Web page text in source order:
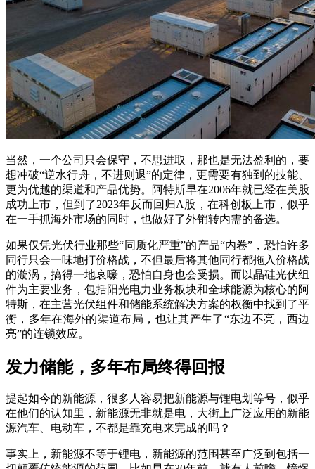
当然，一个公司只会保守，不思进取，那也是无法盈利的，要
想冲破“逆水行舟，不进则退”的定律，更需要有独到的技能、
更为优越的渠道和产品优势。阿特斯早在2006年就已经在美股
成功上市，但到了2023年反而回归A股，在科创板上市，似乎
在一手抓海外市场的同时，也做好了外销转内需的备选。
如果仅凭光伏行业那些“同质化严重”的产品“内卷”，恐怕许多
同行只会一味地打价格战，不但最后将其他同行都拖入价格战
的漩涡，搞得一地哀嚎，恐怕自身也会受损。而以晶硅光伏组
件为主要业务，包括阳光电力业务板块和全球能源为核心的阿
特斯，在主营光伏组件和储能系统解决方案的权衡中找到了平
衡，多年在海外的渠道布局，也让其产生了“东边不亮，西边
亮”的连锁效应。
发力储能，多年布局终得回报
提起如今的新能源，很多人容易把新能源与锂电划等号，似乎
在他们的认知里，新能源无非就是电，大街上广泛应用的新能
源汽车、电动车，不都是靠充电来完成的吗？
事实上，新能源不等于锂电，新能源的范围甚至广泛到包括一